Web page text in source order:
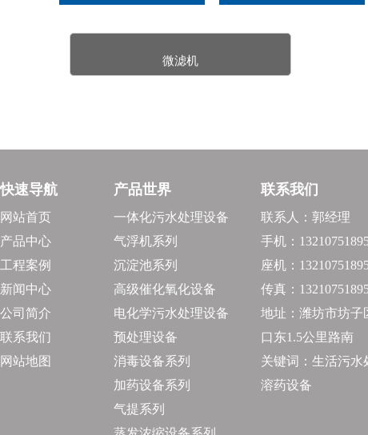
微滤机
快速导航
网站首页
产品中心
工程案例
新闻中心
公司简介
联系我们
网站地图
产品世界
一体化污水处理设备
气浮机系列
沉淀池系列
高级催化氧化设备
电化学污水处理设备
预处理设备
消毒设备系列
加药设备系列
气提系列
联系我们
联系人：郭经理
手机：
座机：
传真：
地址：潍坊市坊子
口东1.5公里路南
关键词：生活污水
溶药设备